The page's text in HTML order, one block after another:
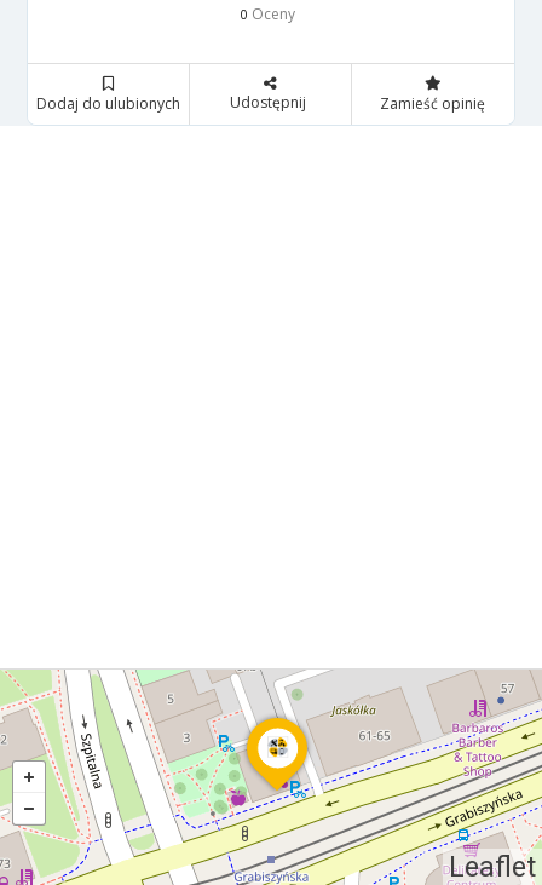
0 Oceny
Dodaj do ulubionych Udostępnij Zamieść opinię
Leaflet